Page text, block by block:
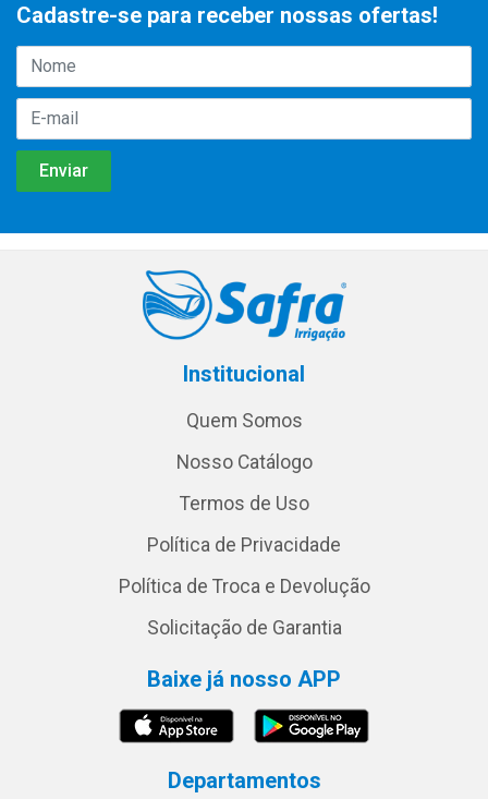
Cadastre-se para receber nossas ofertas!
Institucional
Quem Somos
Nosso Catálogo
Termos de Uso
Política de Privacidade
Política de Troca e Devolução
Solicitação de Garantia
Baixe já nosso APP
Departamentos